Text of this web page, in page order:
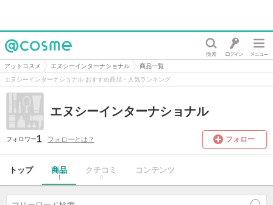
@cosme
アットコスメ エヌシーインターナショナル
商品一覧
エヌシーインターナショナル おすすめ商品・人気ランキング
エヌシーインターナショナル
フォロワー1 フォローとは？ フォロー
トップ 商品
1
クチコミ
0
コンテンツ